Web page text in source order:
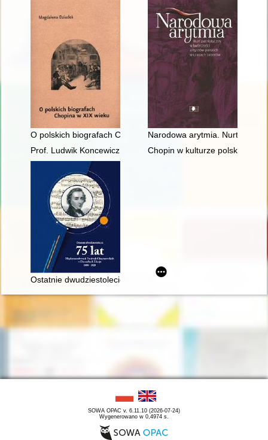
O polskich biografach Chopina w XIX wiekuNarodowa arytmia. Nurt
Prof. Ludwik Koncewicz (1790-1857). Nauczyciel Fryderyka
Chopin w kulturze polskiej
Ostatnie dwudziestolecie : 75 lat Międzynarodowych
SOWA OPAC v. 6.11.10 (2026-07-24)
Wygenerowano w 0,4974 s.